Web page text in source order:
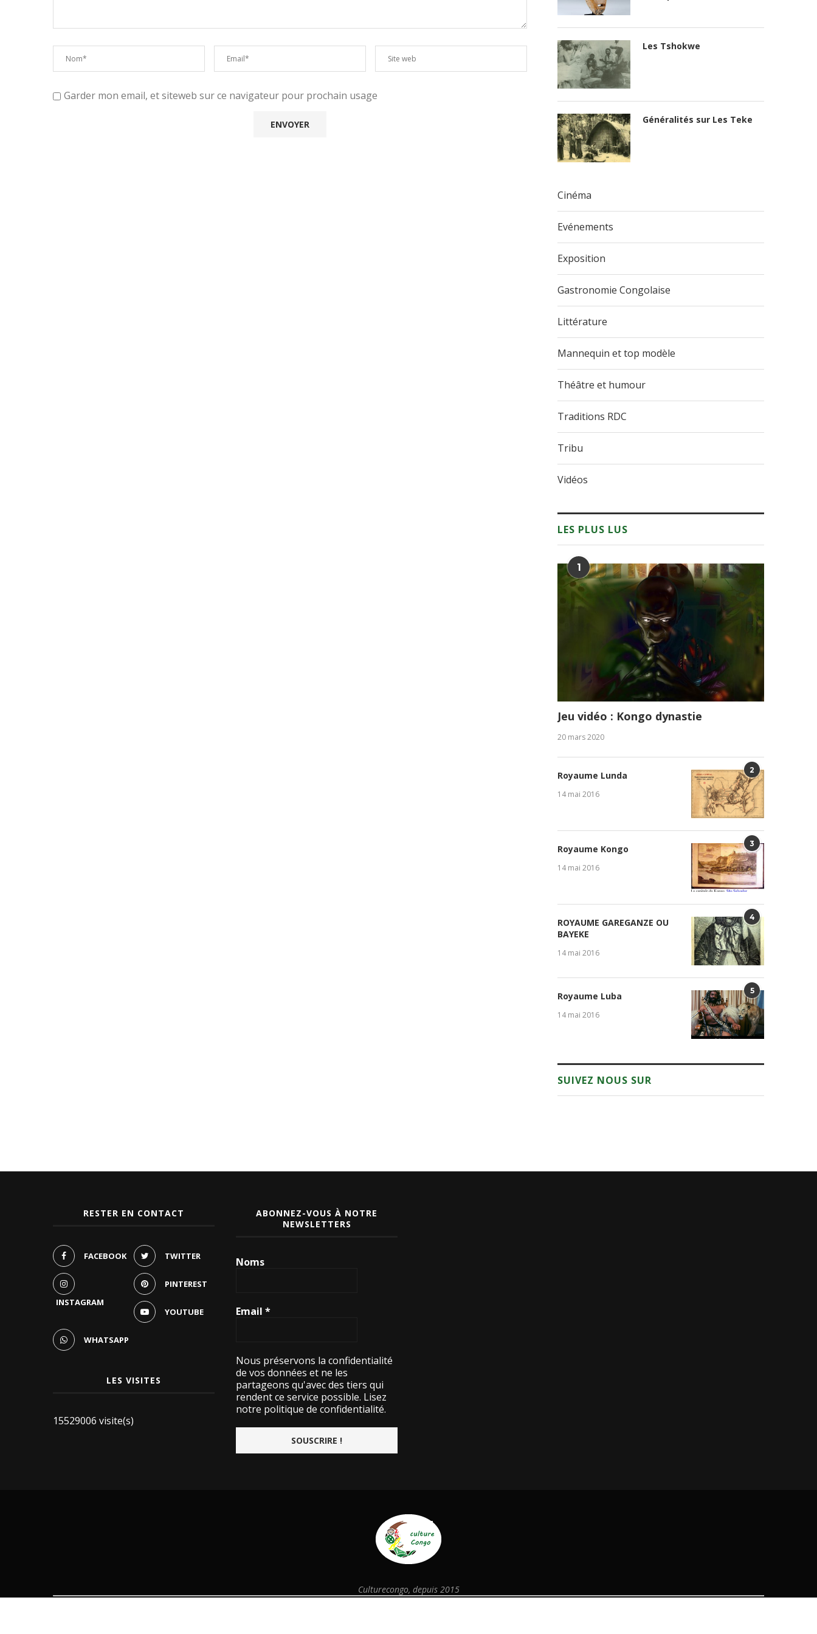
Garder mon email, et siteweb sur ce navigateur pour prochain usage
Les Tshokwe
Généralités sur Les Teke
Cinéma
Evénements
Exposition
Gastronomie Congolaise
Littérature
Mannequin et top modèle
Théâtre et humour
Traditions RDC
Tribu
Vidéos
LES PLUS LUS
1
Jeu vidéo : Kongo dynastie
20 mars 2020
2
Royaume Lunda
14 mai 2016
3
Royaume Kongo
14 mai 2016
4
ROYAUME GAREGANZE OU
BAYEKE
14 mai 2016
5
Royaume Luba
14 mai 2016
SUIVEZ NOUS SUR
RESTER EN CONTACT
FACEBOOK TWITTER
INSTAGRAM
PINTEREST
YOUTUBE
WHATSAPP
LES VISITES
15529006 visite(s)
ABONNEZ-VOUS À NOTRE
NEWSLETTERS
Noms
Email*
Nous préservons la confidentialité
de vos données et ne les
partageons qu'avec des tiers qui
rendent ce service possible. Lisez
notre politique de confidentialité.
Culturecongo, depuis 2015